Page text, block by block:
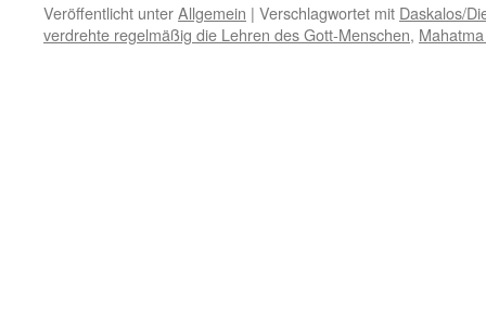
Veröffentlicht unterAllgemein | Verschlagwortet mit Daskalos/
verdrehte regelmäßig die Lehren des Gott-Menschen,